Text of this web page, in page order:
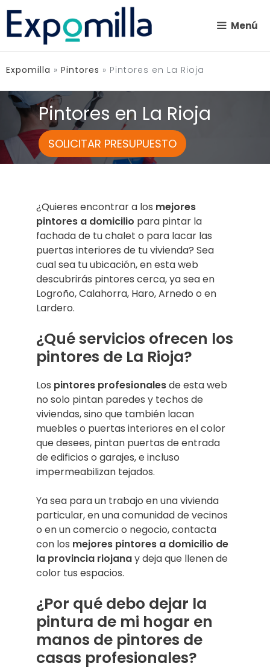
Saltar
contenido
Menú
Expomilla » Pintores » Pintores en La Rioja
Pintores en La Rioja
SOLICITAR PRESUPUESTO
¿Quieres encontrar a los mejores
pintores a domicilio para pintar la
fachada de tu chalet o para lacar las
puertas interiores de tu vivienda? Sea
cual sea tu ubicación, en esta web
descubrirás pintores cerca, ya sea en
Logroño, Calahorra, Haro, Arnedo o en
Lardero.
¿Qué servicios ofrecen los
pintores de La Rioja?
Los pintores profesionalesde esta web
no solo pintan paredes y techos de
viviendas, sino que también lacan
muebles o puertas interiores en el color
que desees, pintan puertas de entrada
de edificios o garajes, e incluso
impermeabilizan tejados.
Ya sea para un trabajo en una vivienda
particular, en una comunidad de vecinos
o en un comercio o negocio, contacta
con los mejores pintores a domicilio de
la provincia riojanay deja que llenen de
color tus espacios.
¿Por qué debo dejar la
pintura de mi hogar en
manos de pintores de
casas profesionales?